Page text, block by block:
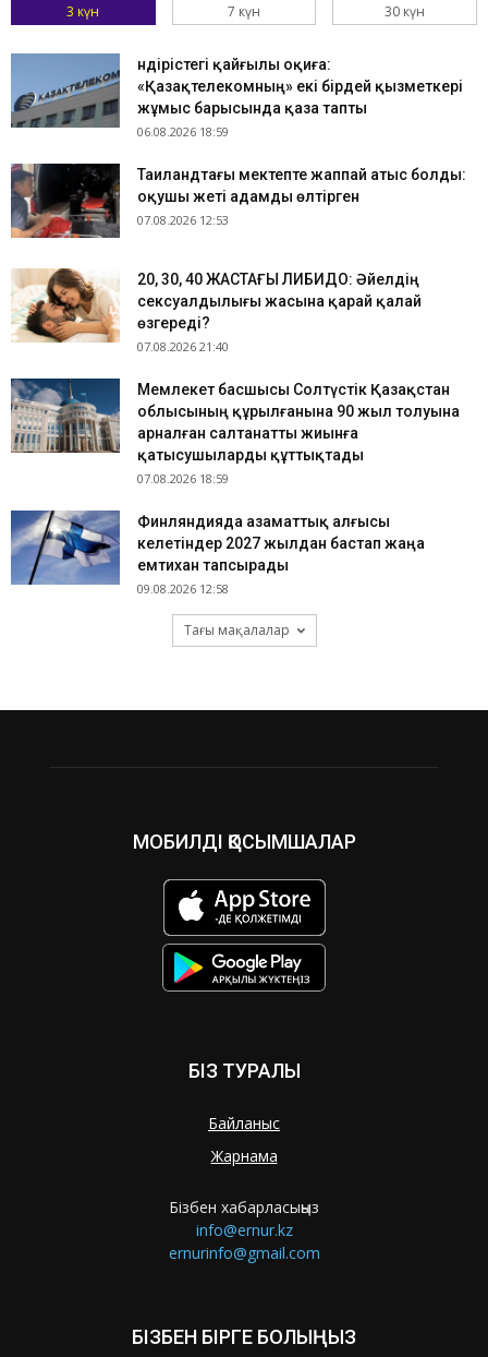
3 күн 7 күн 30 күн
Өндірістегі қайғылы оқиға:
«Қазақтелекомның» екі бірдей қызметкері
жұмыс барысында қаза тапты
06.08.2026 18:59
Таиландтағы мектепте жаппай атыс болды:
оқушы жеті адамды өлтірген
07.08.2026 12:53
​20, 30, 40 ЖАСТАҒЫ ЛИБИДО: Әйелдің
сексуалдылығы жасына қарай қалай
өзгереді?
07.08.2026 21:40
Мемлекет басшысы Солтүстік Қазақстан
облысының құрылғанына 90 жыл толуына
арналған салтанатты жиынға
қатысушыларды құттықтады
07.08.2026 18:59
Финляндияда азаматтық алғысы
келетіндер 2027 жылдан бастап жаңа
емтихан тапсырады
09.08.2026 12:58
Тағы мақалалар
МОБИЛДІ ҚОСЫМШАЛАР
БІЗ ТУРАЛЫ
Байланыс
Жарнама
Бізбен хабарласыңыз
info@ernur.kz
ernurinfo@gmail.com
БІЗБЕН БІРГЕ БОЛЫҢЫЗ